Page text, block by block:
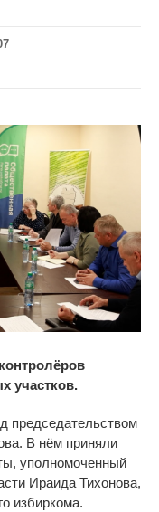
участков.
председательством
В нём приняли
уполномоченный
Ираида Тихонова,
избиркома.